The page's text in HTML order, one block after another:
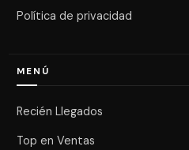
Política de privacidad
MENÚ
Recién Llegados
Top en Ventas